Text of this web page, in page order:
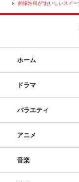
的場浩司が“おいしいスイ
ホーム
ドラマ
バラエティ
アニメ
音楽